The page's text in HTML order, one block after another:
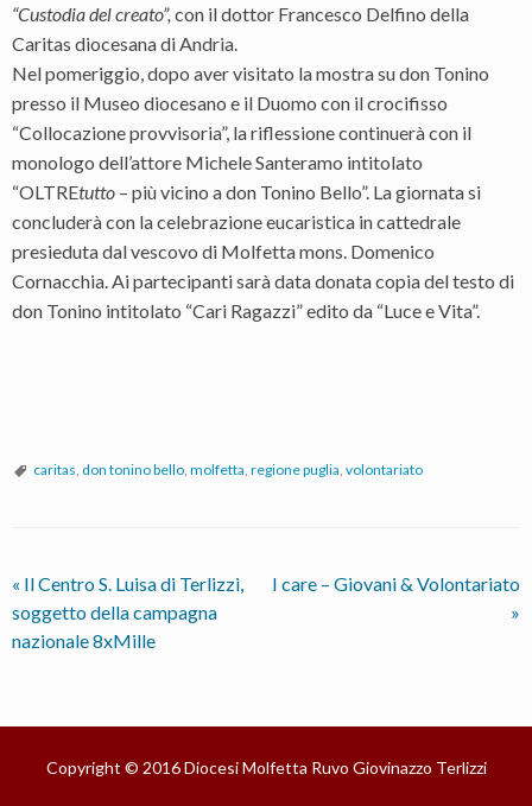
“Custodia del creato”, con il dottor Francesco Delfino della
Caritas diocesana di Andria.
Nel pomeriggio, dopo aver visitato la mostra su don Tonino
presso il Museo diocesano e il Duomo con il crocifisso
“Collocazione provvisoria”, la riflessione continuerà con il
monologo dell’attore Michele Santeramo intitolato
“OLTREtutto – più vicino a don Tonino Bello”. La giornata si
concluderà con la celebrazione eucaristica in cattedrale
presieduta dal vescovo di Molfetta mons. Domenico
Cornacchia. Ai partecipanti sarà data donata copia del testo di
don Tonino intitolato “Cari Ragazzi” edito da “Luce e Vita”.
caritas don tonino bello molfetta regione puglia volontariato
« Il Centro S. Luisa di Terlizzi,
soggetto della campagna
nazionale 8xMille
I care – Giovani & Volontariato
»
Copyright © 2016Diocesi Molfetta Ruvo Giovinazzo Terlizzi